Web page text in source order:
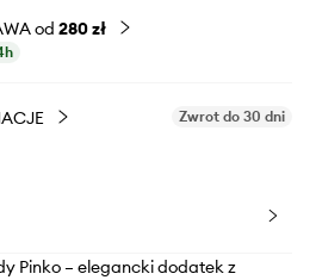
od 280 zł
Zwrot do 30 dni
Pinko – elegancki dodatek z